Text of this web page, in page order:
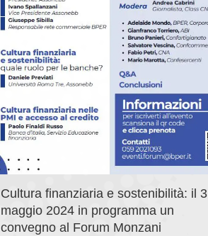
Cultura finanziaria e sostenibilità: il 3
maggio 2024 in programma un
convegno al Forum Monzani